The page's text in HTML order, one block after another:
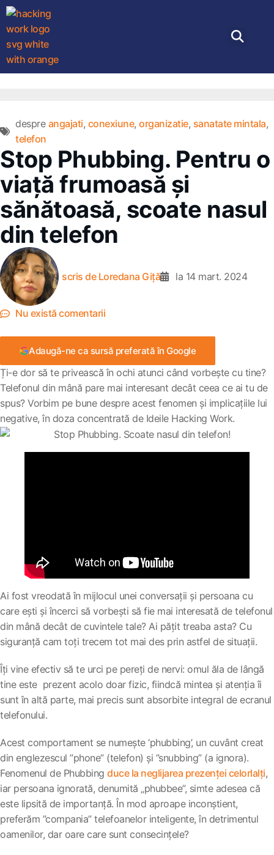
despre angajati, conexiune, organizatie, sanatate mintala,
telefon
Stop Phubbing. Pentru o
viață frumoasă și
sănătoasă, scoate nasul
din telefon
scris deLoredana Giță la 14 mart. 2024
Nu există comentarii
Adaugă-ne ca sursă preferată în Google
Ți-e dor să te privească în ochi atunci când vorbește cu tine?
Telefonul din mână pare mai interesant decât ceea ce ai tu de
spus? Vorbim pe bune despre acest fenomen și implicațiile lui
negative, în doza concentrată de Ideile Hacking Work.
Ai fost vreodată în mijlocul unei conversații și persoana cu
care ești și încerci să vorbești să fie mai interesată de telefonul
din mână decât de cuvintele tale? Ai pățit treaba asta? Cu
siguranță cam toți trecem tot mai des prin astfel de situații.
Îți vine efectiv să te urci pe pereți de nervi: omul ăla de lângă
tine este prezent acolo doar fizic, fiindcă mintea și atenția îi
sunt în altă parte, mai precis sunt absorbite integral de ecranul
telefonului.
Acest comportament se numește ‘phubbing’, un cuvânt creat
din englezescul ”phone” (telefon) și ”snubbing” (a ignora).
Fenomenul de Phubbing duce la neglijarea prezenței celorlalți,
iar persoana ignorată, denumită „phubbee”, simte adesea că
este lipsită de importanță. În mod aproape inconștient,
preferăm ”compania” telefoanelor inteligente, în detrimentul
oamenilor, dar oare care sunt consecințele?